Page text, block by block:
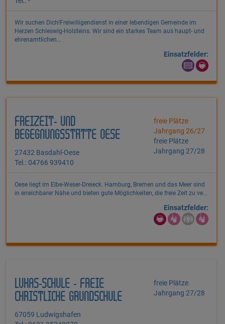
Wir suchen Dich!Freiwilligendienst in einer lebendigen Gemeinde im
Herzen Schleswig-Holsteins. Wir sind ein starkes Team aus haupt- und
ehrenamtlichen...
Einsatzfelder:
FREIZEIT- UND
BEGEGNUNGSSTÄTTE OESE
27432 Basdahl-Oese
Tel.: 04766 939410
freie Plätze
Jahrgang 26/27
freie Plätze
Jahrgang 27/28
Oese liegt im Elbe-Weser-Dreieck. Hamburg, Bremen und das Meer sind
in erreichbarer Nähe und bieten gute Möglichkeiten, die freie Zeit zu ve...
Einsatzfelder:
LUKAS-SCHULE - FREIE
CHRISTLICHE GRUNDSCHULE
67059 Ludwigshafen
freie Plätze
Jahrgang 27/28